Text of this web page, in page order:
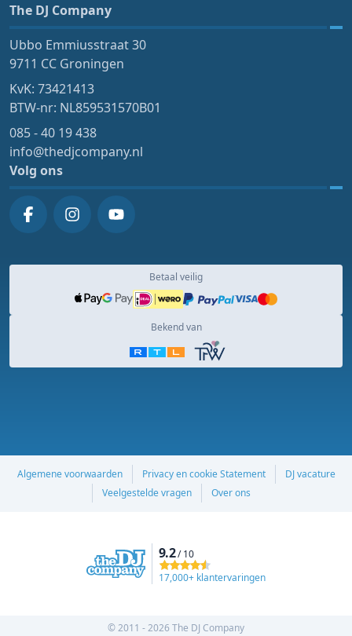
The DJ Company
Ubbo Emmiusstraat 30
9711 CC Groningen
KvK: 73421413
BTW-nr: NL859531570B01
085 - 40 19 438
info@thedjcompany.nl
Volg ons
Betaal veilig
Bekend van
Algemene voorwaarden Privacy en cookie Statement
DJ vacature
Veelgestelde vragen
Over ons
9.2/ 10
17,000+ klantervaringen
© 2011 - 2026 The DJ Company